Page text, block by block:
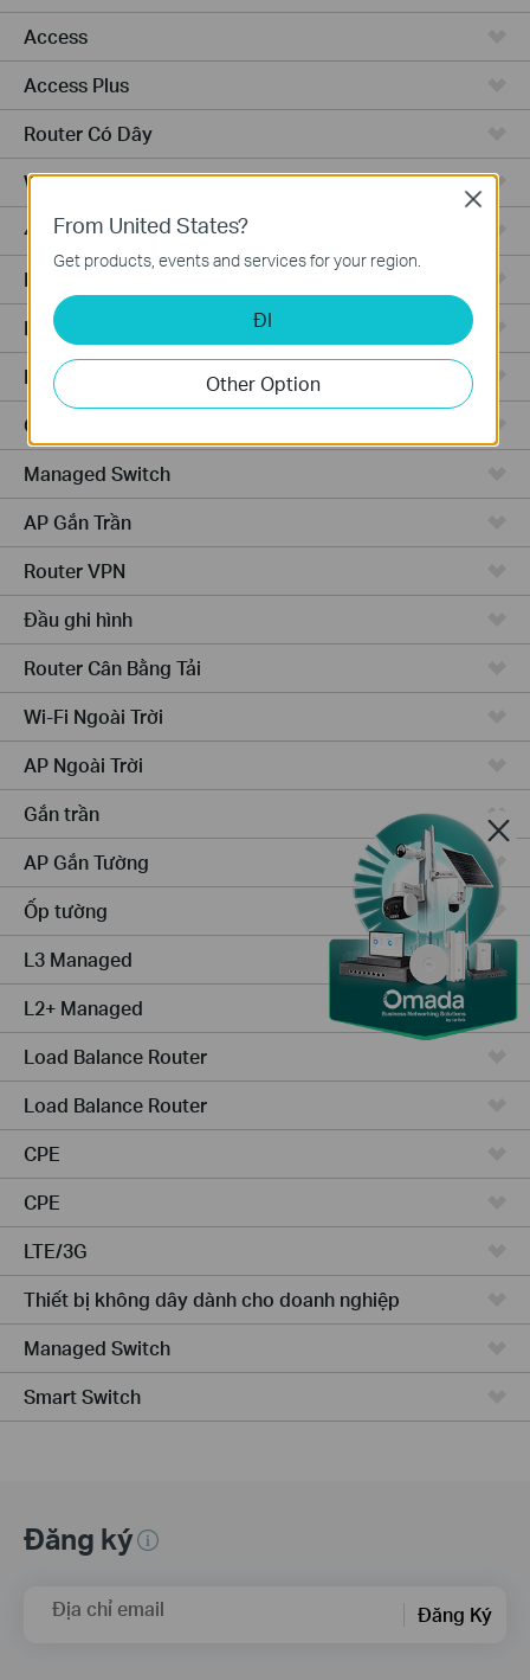
Access
Access Plus
Router Có Dây
WiFi Router
4G WiFi Router
Integrated Router
Phần Cứng
Phần Mềm
Camera
Managed Switch
AP Gắn Trần
Router VPN
Đầu ghi hình
Router Cân Bằng Tải
Wi-Fi Ngoài Trời
AP Ngoài Trời
Gắn trần
AP Gắn Tường
Ốp tường
L3 Managed
L2+ Managed
Load Balance Router
Load Balance Router
CPE
CPE
LTE/3G
Thiết bị không dây dành cho doanh nghiệp
Managed Switch
Smart Switch
Đăng ký
Địa chỉ email Đăng Ký
From United States?
Get products, events and services for your region.
ĐI
Other Option
Close